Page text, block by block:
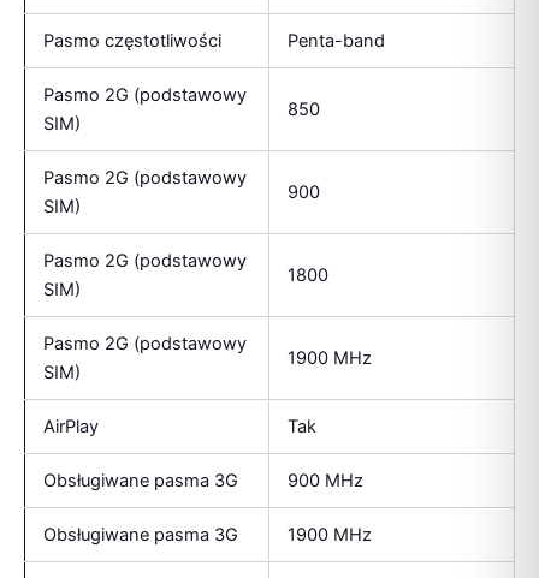
Pasmo częstotliwości Penta-band
Pasmo 2G (podstawowy
SIM)
850
Pasmo 2G (podstawowy
SIM)
900
Pasmo 2G (podstawowy
SIM)
1800
Pasmo 2G (podstawowy
SIM)
1900 MHz
AirPlay Tak
Obsługiwane pasma 3G 900 MHz
Obsługiwane pasma 3G 1900 MHz